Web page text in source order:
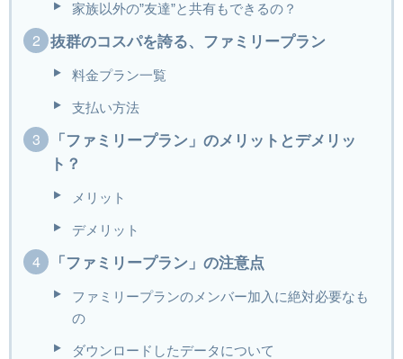
家族以外の”友達”と共有もできるの？
抜群のコスパを誇る、ファミリープラン
料金プラン一覧
支払い方法
「ファミリープラン」のメリットとデメリッ
ト？
メリット
デメリット
「ファミリープラン」の注意点
ファミリープランのメンバー加入に絶対必要なも
の
ダウンロードしたデータについて